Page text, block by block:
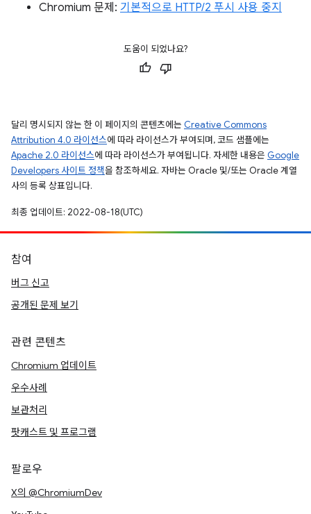
Chromium 문제: 기본적으로 HTTP/2 푸시 사용 중지
도움이 되었나요?
달리 명시되지 않는 한 이 페이지의 콘텐츠에는 Creative Commons
Attribution 4.0 라이선스에 따라 라이선스가 부여되며, 코드 샘플에는
Apache 2.0 라이선스에 따라 라이선스가 부여됩니다. 자세한 내용은 Google
Developers 사이트 정책을 참조하세요. 자바는 Oracle 및/또는 Oracle 계열
사의 등록 상표입니다.
최종 업데이트: 2022-08-18(UTC)
참여
버그 신고
공개된 문제 보기
관련 콘텐츠
Chromium 업데이트
우수사례
보관처리
팟캐스트 및 프로그램
팔로우
X의 @ChromiumDev